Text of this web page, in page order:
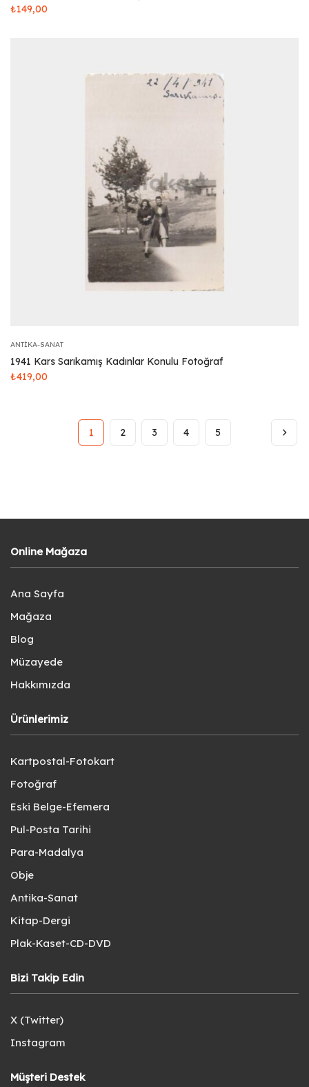
₺149,00
ANTIKA-SANAT
1941 Kars Sarıkamış Kadınlar Konulu Fotoğraf
₺419,00
1 2 3 4 5
Online Mağaza
Ana Sayfa
Mağaza
Blog
Müzayede
Hakkımızda
Ürünlerimiz
Kartpostal-Fotokart
Fotoğraf
Eski Belge-Efemera
Pul-Posta Tarihi
Para-Madalya
Obje
Antika-Sanat
Kitap-Dergi
Plak-Kaset-CD-DVD
Bizi Takip Edin
X (Twitter)
Instagram
Müşteri Destek